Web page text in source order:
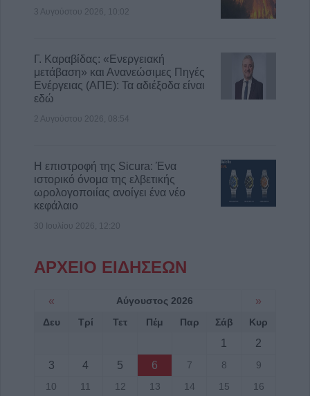
3 Αυγούστου 2026, 10:02
Γ. Καραβίδας: «Ενεργειακή
μετάβαση» και Ανανεώσιμες Πηγές
Ενέργειας (ΑΠΕ): Τα αδιέξοδα είναι
εδώ
2 Αυγούστου 2026, 08:54
Η επιστροφή της Sicura: Ένα
ιστορικό όνομα της ελβετικής
ωρολογοποιίας ανοίγει ένα νέο
κεφάλαιο
30 Ιουλίου 2026, 12:20
ΑΡΧΕΙΟ ΕΙΔΗΣΕΩΝ
« Αύγουστος 2026 »
Δευ Τρί Τετ Πέμ Παρ Σάβ Κυρ
1
2
3
4 5 6 7 8
9
10
11 12 13 14 15
16